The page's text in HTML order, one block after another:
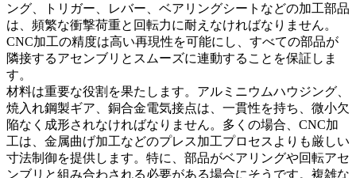
ング、トリガー、レバー、ベアリングシートなどの加工部品
は、頻繁な衝撃荷重と回転力に耐えなければなりません。
CNC加工の精度は高い再現性を可能にし、すべての部品が
隣接するアセンブリとスムーズに連動することを保証しま
す。
材料は重要な役割を果たします。アルミニウムハウジング、
焼入れ鋼製ギア、銅合金電気接点は、一貫性を持ち、微小欠
陥なく成形されなければなりません。多くの場合、CNC加
工は、 金属曲げ加工などのプレス加工プロセスよりも厳しい
寸法制御を提供します。特に、部品がベアリングや回転アセ
ンブリと組み合わされる必要がある場合にそうです。複雑な